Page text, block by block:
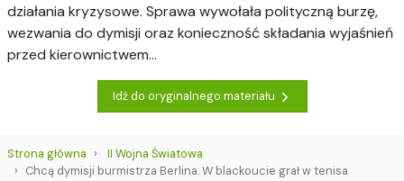
działania kryzysowe. Sprawa wywołała polityczną burzę,
wezwania do dymisji oraz konieczność składania wyjaśnień
przed kierownictwem...
Idź do oryginalnego materiału
Strona główna
II Wojna Światowa
Chcą dymisji burmistrza Berlina. W blackoucie grał w tenisa